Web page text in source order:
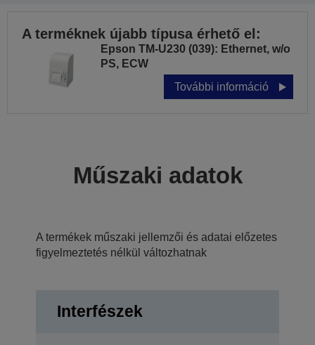
A terméknek újabb típusa érhető el:
Epson TM-U230 (039): Ethernet, w/o
PS, ECW
További információ
Műszaki adatok
A termékek műszaki jellemzői és adatai előzetes
figyelmeztetés nélkül változhatnak
Interfészek